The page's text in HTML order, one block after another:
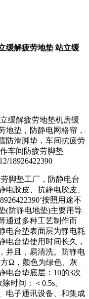
缓解疲劳地垫 站立缓
缓解疲劳地垫机房缓
地垫，防静电网格帘，
防滑脚垫，车间抗疲劳
车间防疲劳脚垫
18926422390
脚垫工厂，防静电台
电胶皮、抗静电胶皮、
按照用途不
(防静电地垫)主要用导
通过多种工艺制作而
电台垫表面层为静电耗
电台垫使用时间长久，
并且，易清洗。防静电
Ω，颜色为绿色、灰
电台垫底层：10的3次
时间：＜0.5s。
电子通讯设备、和集成